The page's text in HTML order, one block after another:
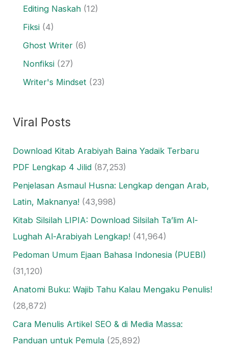
Editing Naskah (12)
Fiksi (4)
Ghost Writer (6)
Nonfiksi (27)
Writer's Mindset (23)
Viral Posts
Download Kitab Arabiyah Baina Yadaik Terbaru
PDF Lengkap 4 Jilid (87,253)
Penjelasan Asmaul Husna: Lengkap dengan Arab,
Latin, Maknanya! (43,998)
Kitab Silsilah LIPIA: Download Silsilah Ta’lim Al-
Lughah Al-Arabiyah Lengkap! (41,964)
Pedoman Umum Ejaan Bahasa Indonesia (PUEBI)
(31,120)
Anatomi Buku: Wajib Tahu Kalau Mengaku Penulis!
(28,872)
Cara Menulis Artikel SEO & di Media Massa:
Panduan untuk Pemula (25,892)